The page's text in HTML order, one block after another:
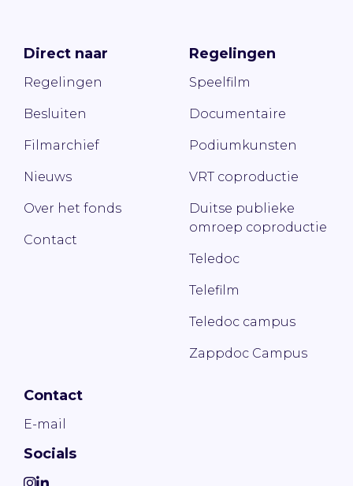
Direct naar
Regelingen
Besluiten
Filmarchief
Nieuws
Over het fonds
Contact
Regelingen
Speelfilm
Documentaire
Podiumkunsten
VRT coproductie
Duitse publieke
omroep coproductie
Teledoc
Telefilm
Teledoc campus
Zappdoc Campus
Contact
E-mail
Socials